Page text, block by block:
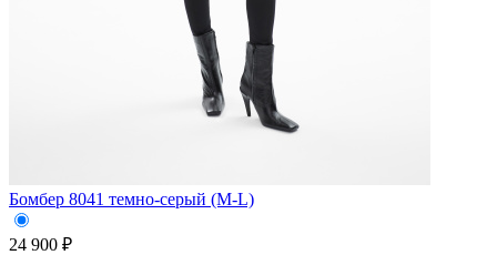
Бомбер 8041 темно-серый (M-L)
24 900 ₽